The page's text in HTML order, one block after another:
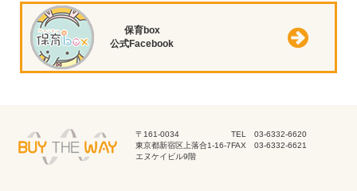
保育box
公式Facebook
〒161-0034
東京都新宿区上落合1-16-7
エヌケイビル9階
TEL 03-6332-6620
FAX 03-6332-6621